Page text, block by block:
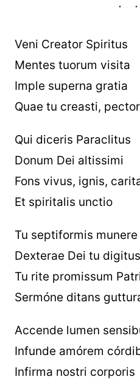
Veni Creator Spiritus
Mentes tuorum visita
Imple superna gratia
Quae tu creasti,
Qui diceris Paraclitus
Donum Dei altissimi
Fons vivus, ignis,
Et spiritalis unctio
Tu septiformis munere
Dexterae Dei tu digitus
Tu rite promissum
Sermóne ditans
Accende lumen
Infunde amórem
Infirma nostri corporis